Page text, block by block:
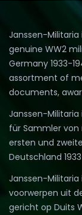
Janssen-
genuine WW2
Germany 1933-
assortment of
documents,
Janssen-Militaria
für Sammler
ersten und
Deutschland
Janssen-Militaria
voorwerpen uit
gericht op Duits